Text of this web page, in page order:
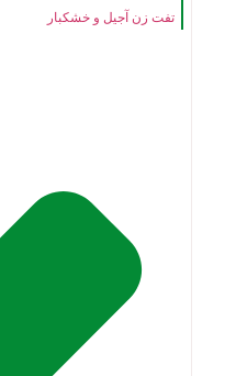
تفت زن آجیل و خشکبار